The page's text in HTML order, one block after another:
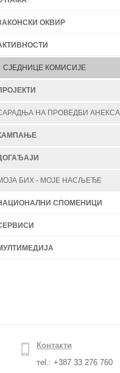
ОКВИР
СЈЕДНИЦЕ КОМИСИЈЕ
НА ПРОВЕДБИ АНЕКСА
БИХ - МОЈЕ НАСЉЕЂЕ
СПОМЕНИЦИ
Контакти
тel.: +387 33 276 760